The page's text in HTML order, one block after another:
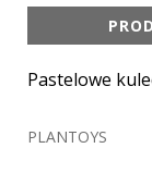
Pastelowe
PLANTOYS